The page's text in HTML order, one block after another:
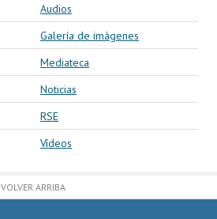
Audios
Galería de imágenes
Mediateca
Noticias
RSE
Vídeos
VOLVER ARRIBA